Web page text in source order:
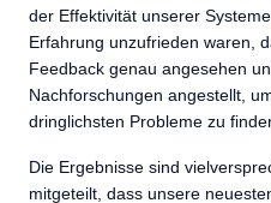
der Effektivität unserer
Erfahrung unzufrieden waren,
Feedback genau angesehen
Nachforschungen angestellt,
dringlichsten Probleme zu
Die Ergebnisse sind
mitgeteilt, dass unsere